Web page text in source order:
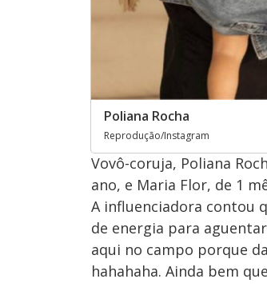
Poliana Rocha
Reprodução/Instagram
Vovô-coruja, Poliana
ano, e Maria Flor, de 1
A influenciadora contou
de energia para
aqui no campo porque
hahahaha. Ainda bem